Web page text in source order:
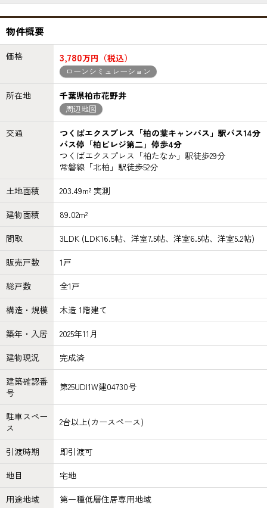
物件概要
価格 3,780万円（税込）
ローンシミュレーション
所在地 千葉県柏市花野井
周辺地図
交通
つくばエクスプレス「柏の葉キャンパス」駅バス14分
バス停「柏ビレジ第二」停歩4分
つくばエクスプレス「柏たなか」駅徒歩29分
常磐線「北柏」駅徒歩52分
土地面積
203.49m² 実測
建物面積
89.02m²
間取
3LDK (LDK16.5帖、洋室7.5帖、洋室6.5帖、洋室5.2帖)
販売戸数
1戸
総戸数
全1戸
構造・規模
木造 1階建て
築年・入居
2025年11月
建物現況
完成済
建築確認番
号
第25UDI1W建04730号
駐車スペー
ス
2台以上(カースペース)
引渡時期
即引渡可
地目
宅地
用途地域
第一種低層住居専用地域